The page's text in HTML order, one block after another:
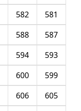
581
582
587
588
593
594
599
600
605
606